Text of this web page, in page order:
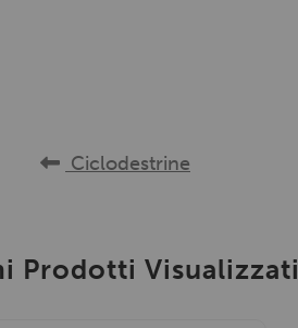
Ciclodestrine
Prodotti Visualizzati